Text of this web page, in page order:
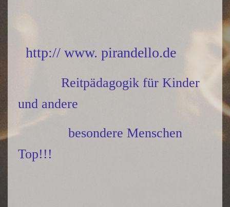
http:// www. pirandello.de
Reitpädagogik für Kinder
und andere
besondere Menschen
Top!!!